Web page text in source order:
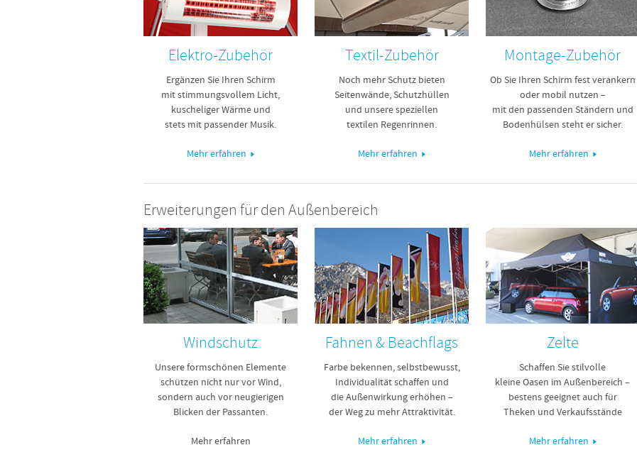
Elektro-Zubehör
Ergänzen Sie Ihren Schirm
mit stimmungsvollem Licht,
kuscheliger Wärme und
stets mit passender Musik.
Mehr erfahren
Textil-Zubehör
Noch mehr Schutz bieten
Seitenwände, Schutzhüllen
und unsere speziellen
textilen Regenrinnen.
Mehr erfahren
Montage-Zubehör
Ob Sie Ihren Schirm fest verankern
oder mobil nutzen –
mit den passenden Ständern und
Bodenhülsen steht er sicher.
Mehr erfahren
Erweiterungen für den Außenbereich
Windschutz
Unsere formschönen Elemente
schützen nicht nur vor Wind,
sondern auch vor neugierigen
Blicken der Passanten.
Mehr erfahren
Fahnen & Beachflags
Farbe bekennen, selbstbewusst,
Individualität schaffen und
die Außenwirkung erhöhen –
der Weg zu mehr Attraktivität.
Mehr erfahren
Zelte
Schaffen Sie stilvolle
kleine Oasen im Außenbereich –
bestens geeignet auch für
Theken und Verkaufsstände
Mehr erfahren